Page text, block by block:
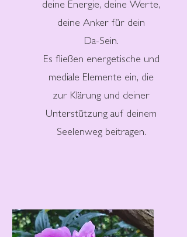
deine Energie, deine Werte,
deine Anker für dein
Da-Sein.
Es fließen energetische und
mediale Elemente ein, die
zur Klärung und deiner
Unterstützung auf deinem
Seelenweg beitragen.